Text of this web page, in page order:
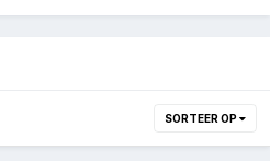
SORTEER OP